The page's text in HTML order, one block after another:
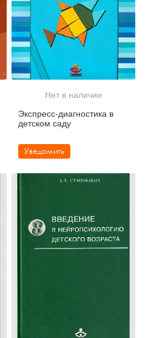
Нет в наличии
Экспресс-диагностика в
детском саду
Уведомить